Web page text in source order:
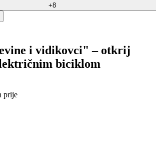
+8
i vidikovci" – otkrij
biciklom
prije